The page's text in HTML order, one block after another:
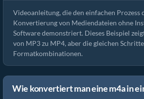
Videoanleitung, die den einfachen Prozess
Konvertierung von Mediendateien ohne
Software demonstriert. Dieses Beispiel
von MP3 zu MP4, aber die gleichen
Formatkombinationen.
Wie konvertiert man eine m4a in